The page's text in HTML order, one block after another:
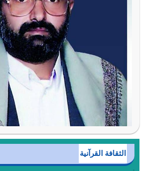
الثقافة القرآنية